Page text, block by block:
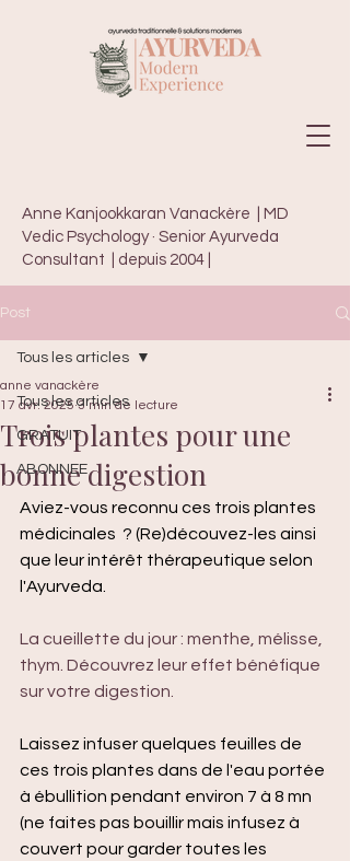
Anne Kanjookkaran Vanackère | MD
Vedic Psychology · Senior Ayurveda
Consultant | depuis 2004 |
Post
Tous les articles
GRATUIT
ABONNEE
Tous les articles
Trois plantes pour une
bonne digestion
anne vanackère
17 avr. 2025 3 min de lecture
Aviez-vous reconnu ces trois plantes
médicinales  ? (Re)découvez-les ainsi
que leur intérêt thérapeutique selon
l'Ayurveda.
La cueillette du jour : menthe, mélisse,
thym. Découvrez leur effet bénéfique
sur votre digestion.
Laissez infuser quelques feuilles de
ces trois plantes dans de l'eau portée
à ébullition pendant environ 7 à 8 mn
(ne faites pas bouillir mais infusez à
couvert pour garder toutes les